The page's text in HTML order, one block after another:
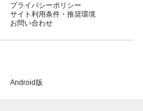
プライバシーポリシー
サイト利用条件・推奨環境
お問い合わせ
Android版